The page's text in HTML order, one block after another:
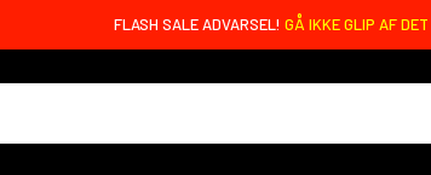
OREO BARS MED 20G PROTEIN - KUN 4,99 DKK 🤩